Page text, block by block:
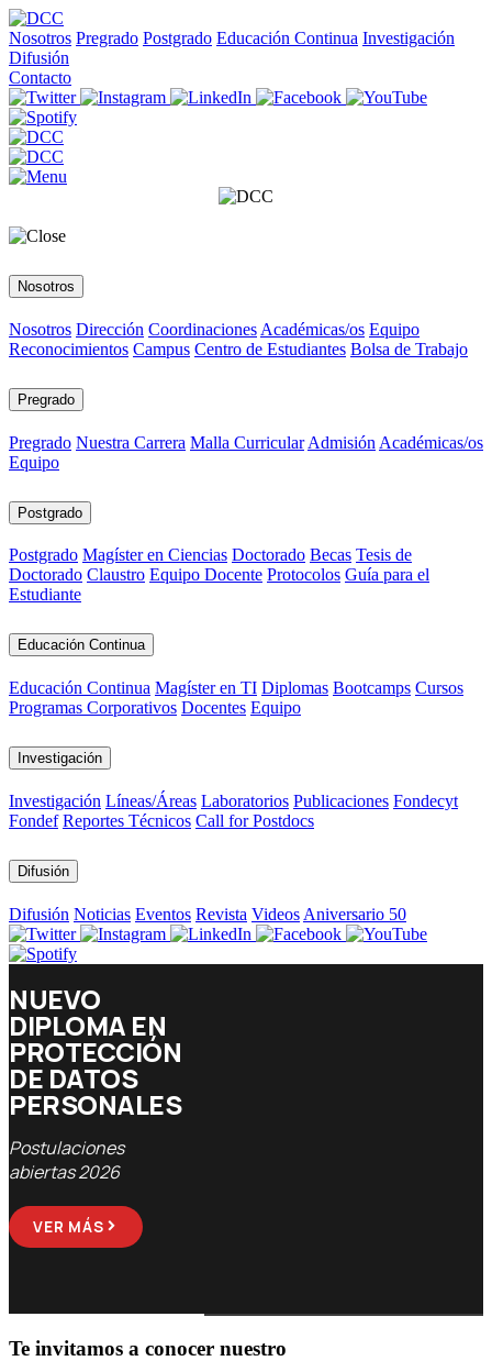
Nosotros Pregrado Postgrado Educación Continua Investigación
Difusión
Contacto
Nosotros
Nosotros Dirección Coordinaciones Académicas/os Equipo
Reconocimientos Campus Centro de Estudiantes Bolsa de Trabajo
Pregrado
Pregrado Nuestra Carrera Malla Curricular Admisión Académicas/os
Equipo
Postgrado
Postgrado Magíster en Ciencias Doctorado Becas Tesis de
Doctorado Claustro Equipo Docente Protocolos Guía para el
Estudiante
Educación Continua
Educación Continua Magíster en TI Diplomas Bootcamps Cursos
Programas Corporativos Docentes Equipo
Investigación
Investigación Líneas/Áreas Laboratorios Publicaciones Fondecyt
Fondef Reportes Técnicos Call for Postdocs
Difusión
Difusión Noticias Eventos Revista Videos Aniversario 50
NUEVA
EDICIÓN
REVISTA
BITS
El nuevo
marco legal de
privacidad y
VER
PROCESOS
ELECCIONARIOS
VIGENTES
Elección Representantes
Consejo de Facultd y DCC
VER MÁS
EDUCACIÓN
CONTINUA
DCC
Postulaciones
abiertas 2026
VER MÁS
NUEVO
DIPLOMA EN
PROTECCIÓN
DE DATOS
PERSONALES
Postulaciones
abiertas 2026
VER MÁS
Te invitamos a conocer nuestro